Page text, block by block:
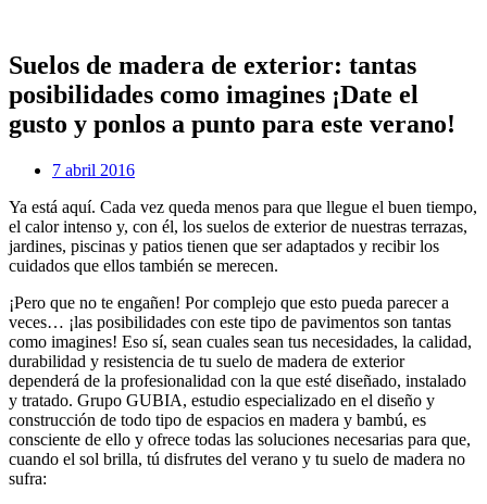
Suelos de madera de exterior: tantas
posibilidades como imagines ¡Date el
gusto y ponlos a punto para este verano!
7 abril 2016
Ya está aquí. Cada vez queda menos para que llegue el buen tiempo,
el calor intenso y, con él, los suelos de exterior de nuestras terrazas,
jardines, piscinas y patios tienen que ser adaptados y recibir los
cuidados que ellos también se merecen.
¡Pero que no te engañen! Por complejo que esto pueda parecer a
veces… ¡las posibilidades con este tipo de pavimentos son tantas
como imagines! Eso sí, sean cuales sean tus necesidades, la calidad,
durabilidad y resistencia de tu suelo de madera de exterior
dependerá de la profesionalidad con la que esté diseñado, instalado
y tratado. Grupo GUBIA, estudio especializado en el diseño y
construcción de todo tipo de espacios en madera y bambú, es
consciente de ello y ofrece todas las soluciones necesarias para que,
cuando el sol brilla, tú disfrutes del verano y tu suelo de madera no
sufra: